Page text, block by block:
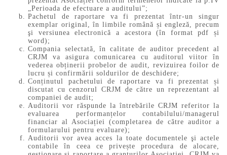
„Perioada de efectuare a auditului”;
Pachetul de raportare va fi prezentat într-un singur
exemplar original, în limbile română și engleză, precum
şi versiunea electronică a acestora (în format pdf și
word);
Compania selectată, în calitate de auditor precedent al
CRJM va asigura comunicarea cu auditorul viitor în
vederea obținerii probelor de audit, revizuirea foilor de
lucru și confirmării soldurilor de deschidere;
Conținutul pachetului de raportare va fi prezentat și
discutat cu cenzorul CRJM de către un reprezentant al
companiei de audit;
Auditorii vor răspunde la întrebările CRJM referitor la
evaluarea performanțelor contabilului/managerul
financiar al Asociației (completarea de către auditor a
formularului pentru evaluare);
Auditorii vor avea acces la toate documentele şi actele
contabile în ceea ce privește procedura de alocare,